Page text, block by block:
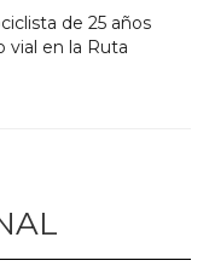
de 25 años
vial en la Ruta